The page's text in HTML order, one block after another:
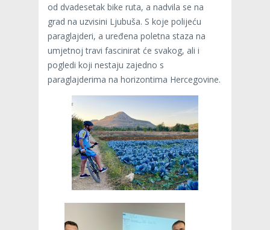
od dvadesetak bike ruta, a nadvila se na
grad na uzvisini Ljubuša. S koje polijeću
paraglajderi, a uređena poletna staza na
umjetnoj travi fascinirat će svakog, ali i
pogledi koji nestaju zajedno s
paraglajderima na horizontima Hercegovine.